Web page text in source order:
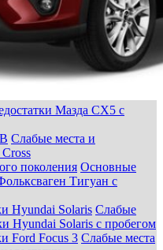
Мазда СХ5 с
Слабые места и
Основные
Тигуан с
Слабые
Hyundai Solaris с пробегом
Слабые места